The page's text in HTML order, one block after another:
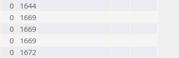
0
1644
0
1669
0
1669
0
1669
0
1672